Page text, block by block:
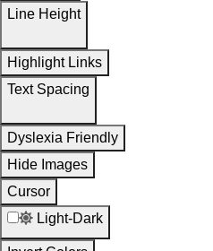
Line Height
Highlight Links
Text Spacing
Dyslexia Friendly
Hide Images
Cursor
Light-Dark